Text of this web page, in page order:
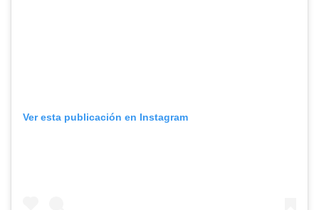
Ver esta publicación en Instagram